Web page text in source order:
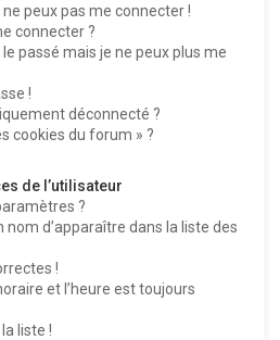
peux pas me connecter !
connecter ?
passé mais je ne peux plus me
!
déconnecté ?
cookies du forum » ?
de l’utilisateur
?
d’apparaître dans la liste des
!
et l’heure est toujours
liste !